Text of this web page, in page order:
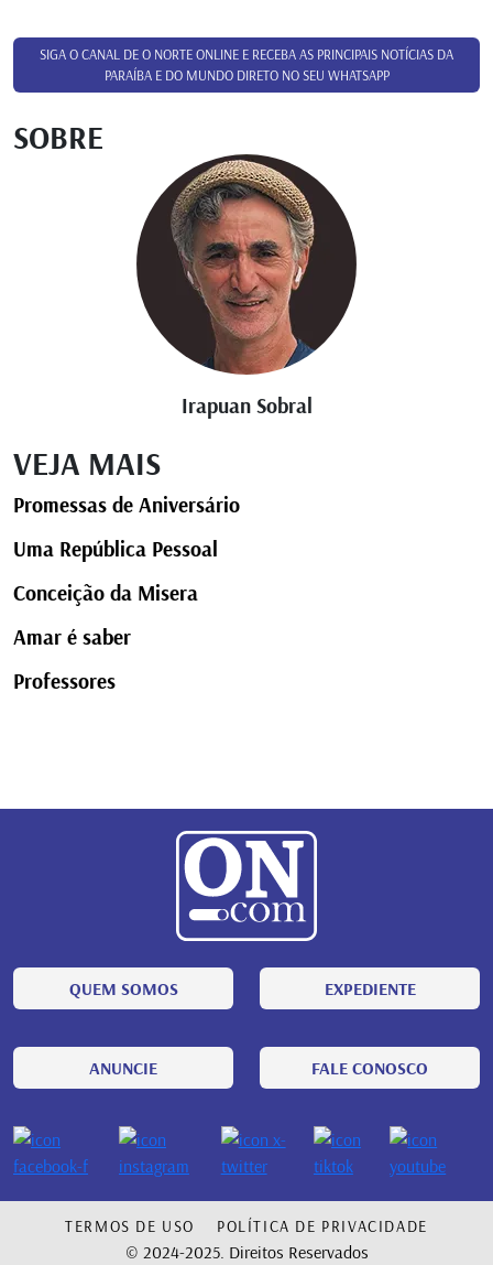
SIGA O CANAL DE O NORTE ONLINE E RECEBA AS PRINCIPAIS NOTÍCIAS DA
PARAÍBA E DO MUNDO DIRETO NO SEU WHATSAPP
SOBRE
Irapuan Sobral
VEJA MAIS
Promessas de Aniversário
Uma República Pessoal
Conceição da Misera
Amar é saber
Professores
QUEM SOMOS EXPEDIENTE
ANUNCIE FALE CONOSCO
© 2024-2025. Direitos Reservados
TERMOS DE USO POLÍTICA DE PRIVACIDADE